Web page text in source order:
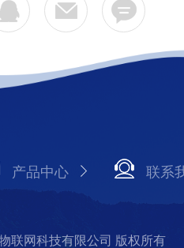
产品中心 联系
联网科技有限公司 版权所有